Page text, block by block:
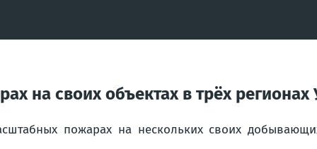
на своих объектах в трёх
пожарах на нескольких своих